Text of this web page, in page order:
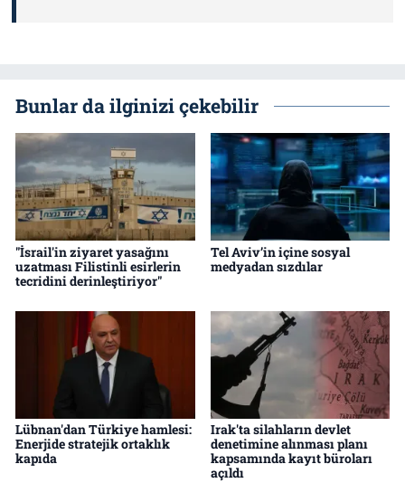
Bunlar da ilginizi çekebilir
"İsrail'in ziyaret yasağını
uzatması Filistinli esirlerin
tecridini derinleştiriyor"
Tel Aviv’in içine sosyal
medyadan sızdılar
Lübnan'dan Türkiye hamlesi:
Enerjide stratejik ortaklık
kapıda
Irak'ta silahların devlet
denetimine alınması planı
kapsamında kayıt büroları
açıldı